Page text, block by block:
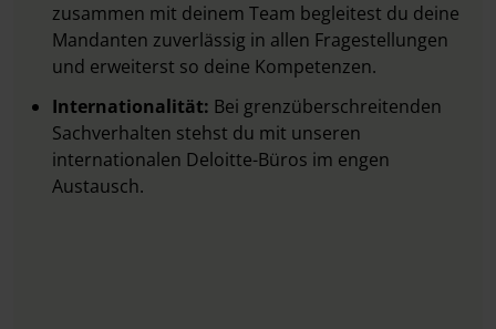
zusammen mit deinem Team begleitest du deine
Mandanten zuverlässig in allen Fragestellungen
und erweiterst so deine Kompetenzen.
Internationalität: Bei grenzüberschreitenden
Sachverhalten stehst du mit unseren
internationalen Deloitte-Büros im engen
Austausch.